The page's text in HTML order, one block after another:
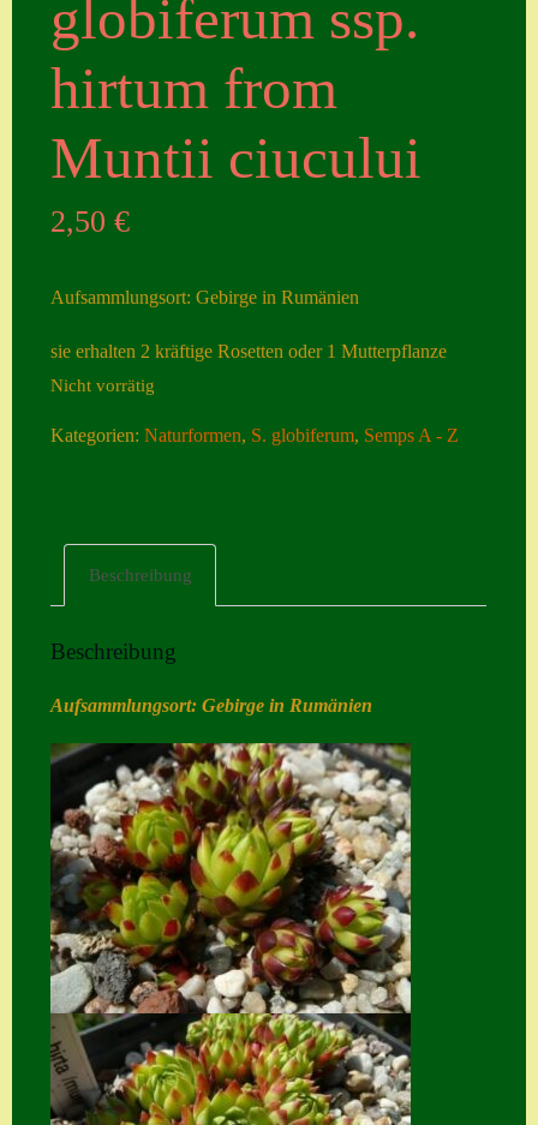
Seiten
Allgemeine
Geschäftsbedingu
rung
mit Semps
Kasse
Kontakt
Mein Konto
Naturformen
S. x nixonii
Semps die ich
suche
Semps von A – Z
Shop
Suche
globiferum ssp.
hirtum from
Muntii ciucului
2,50€
Aufsammlungsort: Gebirge in Rumänien
sie erhalten 2 kräftige Rosetten oder 1 Mutterpflanze
Nicht vorrätig
Kategorien:Naturformen, S. globiferum, Semps A - Z
Beschreibung
Beschreibung
Aufsammlungsort: Gebirge in Rumänien